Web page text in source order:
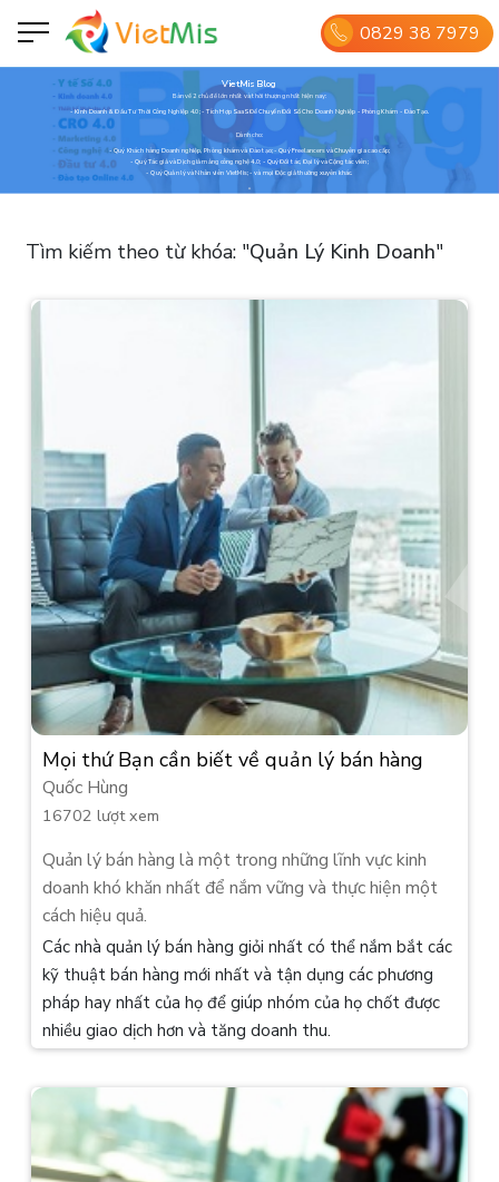
0829 38 7979
VietMis Blog
Bàn về 2 chủ đề lớn nhất và thời thượng nhất hiện nay:
- Kinh Doanh & Đầu Tư Thời Công Nghiệp 4.0; - Tích Hợp SaaS Để Chuyển Đổi Số Cho Doanh Nghiệp - Phòng Khám - Đào Tạo.
Dành cho:
- Quý Khách hàng Doanh nghiệp, Phòng khám và Đào tạo; - Quý Freelancers và Chuyên gia cao cấp;
- Quý Tác giả và Dịch giả mảng công nghệ 4.0; - Quý Đối tác, Đại lý và Cộng tác viên;
- Quý Quản lý và Nhân viên VietMis; - và mọi Độc giả thường xuyên khác.
Tìm kiếm theo từ khóa: "Quản Lý Kinh Doanh"
Mọi thứ Bạn cần biết về quản lý bán hàng
Quốc Hùng
16702 lượt xem
Quản lý bán hàng là một trong những lĩnh vực kinh
doanh khó khăn nhất để nắm vững và thực hiện một
cách hiệu quả.
Các nhà quản lý bán hàng giỏi nhất có thể nắm bắt các
kỹ thuật bán hàng mới nhất và tận dụng các phương
pháp hay nhất của họ để giúp nhóm của họ chốt được
nhiều giao dịch hơn và tăng doanh thu.